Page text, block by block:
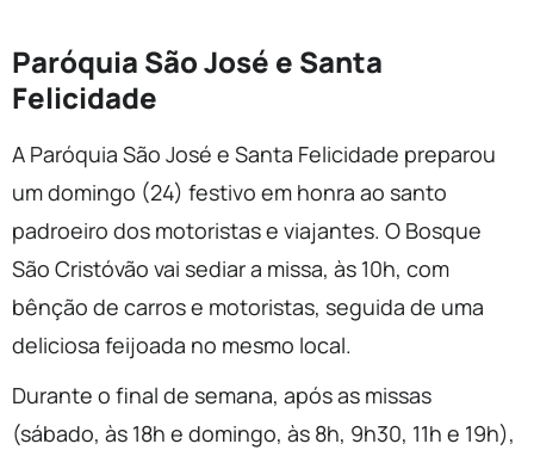
Paróquia São José e Santa
Felicidade
A Paróquia São José e Santa Felicidade preparou
um domingo (24) festivo em honra ao santo
padroeiro dos motoristas e viajantes. O Bosque
São Cristóvão vai sediar a missa, às 10h, com
bênção de carros e motoristas, seguida de uma
deliciosa feijoada no mesmo local.
Durante o final de semana, após as missas
(sábado, às 18h e domingo, às 8h, 9h30, 11h e 19h),